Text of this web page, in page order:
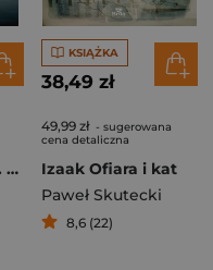
Poeci znad Brdy. Praktyczny przewodnik
KSIĄŻKA
38,49 zł
49,99 zł - sugerowana
cena detaliczna
Izaak Ofiara i kat
Paweł Skutecki
8,6 (22)